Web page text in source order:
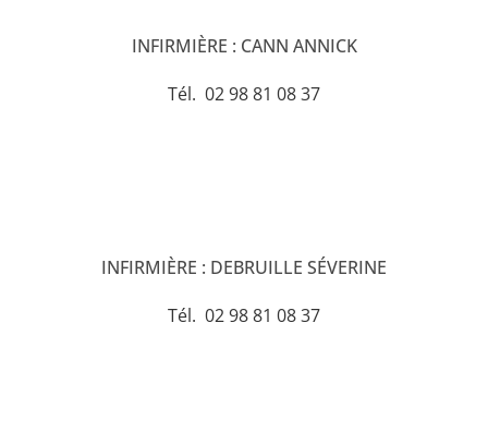
INFIRMIÈRE : CANN ANNICK
Tél. 02 98 81 08 37
INFIRMIÈRE : DEBRUILLE SÉVERINE
Tél. 02 98 81 08 37